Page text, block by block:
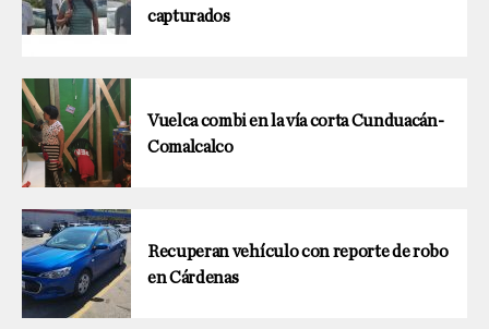
capturados
Vuelca combi en la vía corta Cunduacán-
Comalcalco
Recuperan vehículo con reporte de robo
en Cárdenas